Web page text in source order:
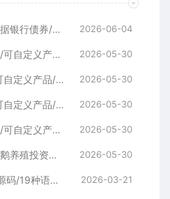
海外大数据理财投资/大数据银行债券/可自定义产品/促销任务/三级分销 2026-06-04
孟加拉理财投资/农场种植/可自定义产品/促销任务/三级分销 2026-05-30
海外理财投资/共享单车/可自定义产品/促销任务/三级分销 2026-05-30
海外理财投资/赛车汽车/可自定义产品/促销任务/三级分销 2026-05-30
海外理财投资/能源加油站/可自定义产品/促销任务/三级分销 2026-05-30
多语言自定义产品系统/企鹅养殖投资返利/一键安装 2026-05-30
多语言量化钱包投资理财源码/19种语言+行情实时数据 2026-03-21